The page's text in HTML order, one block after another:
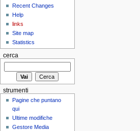
Recent Changes
Help
links
Site map
Statistics
cerca
strumenti
Pagine che puntano
qui
Ultime modifiche
Gestore Media